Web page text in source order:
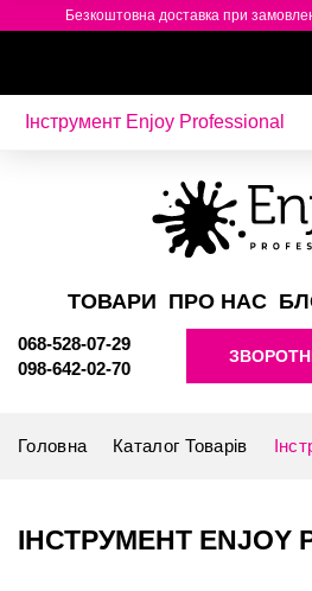
Безкоштовна доставка при
Інструмент Enjoy Professional
ТОВАРИ ПРО НАС
068-528-07-29
098-642-02-70
Головна Каталог Товарів
ІНСТРУМЕНТ ENJOY